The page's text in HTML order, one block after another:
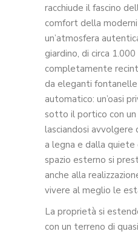
racchiude il fascino
comfort della
un’atmosfera
giardino, di circa
completamente
da eleganti
automatico: un’oasi
sotto il portico con un
lasciandosi avvolgere
a legna e dalla quiete
spazio esterno si
anche alla
vivere al meglio le
La proprietà si
con un terreno di